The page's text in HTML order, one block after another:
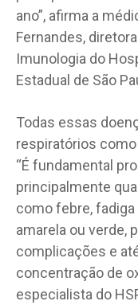
ano”, afirma a
Fernandes,
Imunologia do
Estadual de São
Todas essas
respiratórios
“É fundamental
principalmente
como febre,
amarela ou verde,
complicações e
concentração de
especialista do